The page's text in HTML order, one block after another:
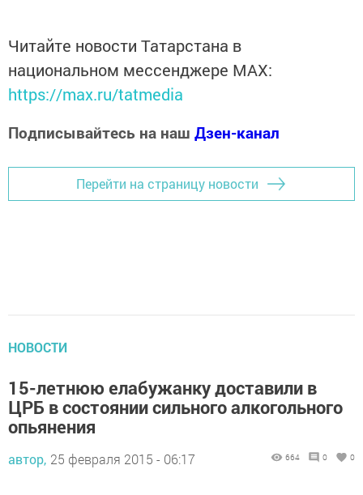
Читайте новости Татарстана в
национальном мессенджере MАХ:
https://max.ru/tatmedia
Подписывайтесь на наш Дзен-канал
Перейти на страницу новости
НОВОСТИ
15-летнюю елабужанку доставили в
ЦРБ в состоянии сильного алкогольного
опьянения
автор, 25 февраля 2015 - 06:17 664 0 0